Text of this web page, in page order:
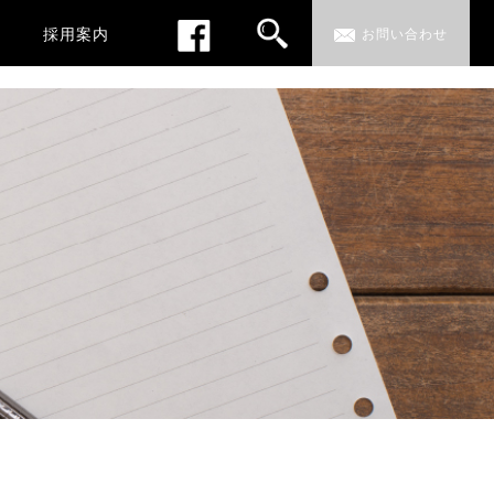
採用案内 お問い合わせ